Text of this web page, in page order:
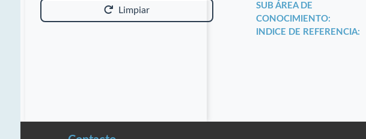
Limpiar
SUB ÁREA DE
CONOCIMIENTO:
INDICE DE REFERENCIA: